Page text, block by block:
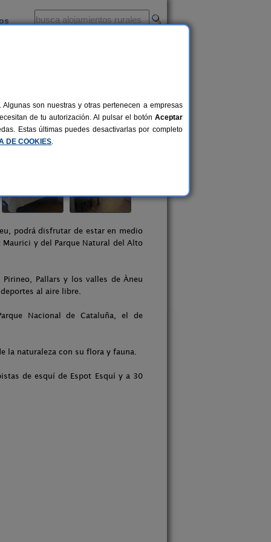
podrá disfrutar de estar en medio
Maurici y del Parque Natural del Alto
Pallars y los valles de Àneu
al aire libre.
Nacional de Cataluña, el de
la naturaleza con su flora y fauna.
de esquí de Espot Esquí y a 30
son nuestras y otras pertenecen a empresas
de tu autorización. Al pulsar el botón Aceptar
Estas últimas puedes desactivarlas por completo
DE COOKIES.